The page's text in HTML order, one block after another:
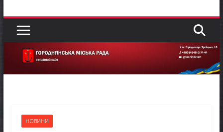
Продовжується реалізація програми «Діалог
Батьки майбутніх першокласників уже можуть
оформити «Пакунок школяра»
Останніми днями погода випробовує жителів
громади справжньою літньою спекою
НОВИНИ